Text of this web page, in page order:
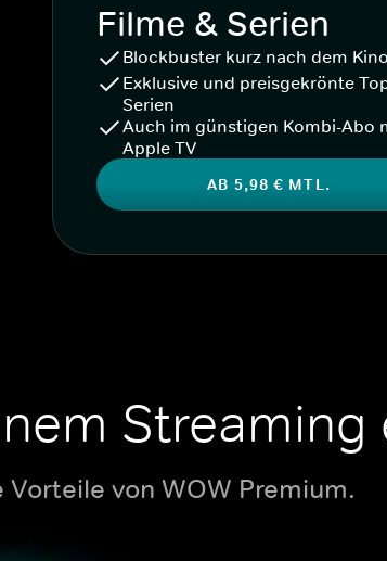
Filme & Serien
Blockbuster kurz nach dem Kino
Exklusive und preisgekrönte
Serien
Auch im günstigen Kombi-Abo
Apple TV
AB 5,98 € MTL.
Streaming
von WOW Premium.